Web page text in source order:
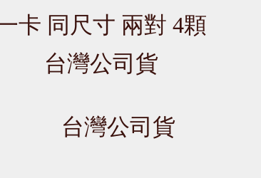
卡 同尺寸 兩對 4顆
台灣公司貨
台灣公司貨